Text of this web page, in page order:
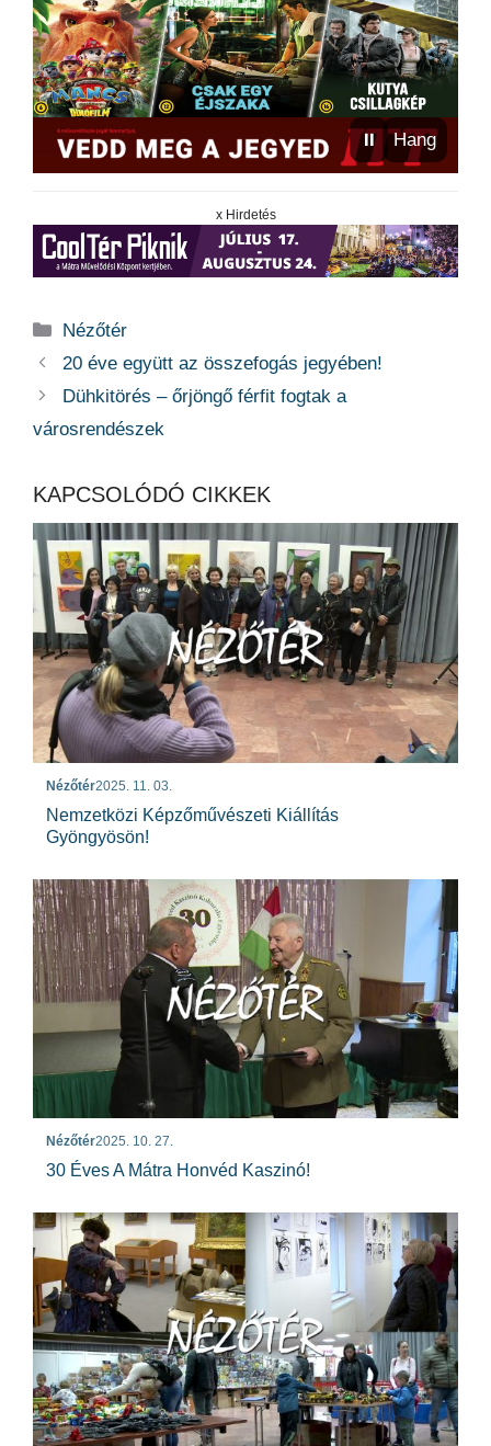
⏸ Hang
x Hirdetés
Kategória
Nézőtér
20 éve együtt az összefogás jegyében!
Dühkitörés – őrjöngő férfit fogtak a
városrendészek
KAPCSOLÓDÓ CIKKEK
Nézőtér2025. 11. 03.
Nemzetközi Képzőművészeti Kiállítás
Gyöngyösön!
Nézőtér2025. 10. 27.
30 Éves A Mátra Honvéd Kaszinó!